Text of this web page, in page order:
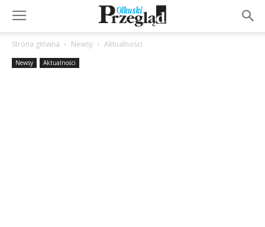
Strona główna Newsy Aktualności
Newsy Aktualności